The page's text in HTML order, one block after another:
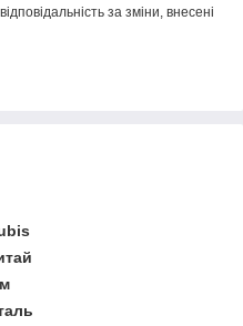
за зміни, внесені